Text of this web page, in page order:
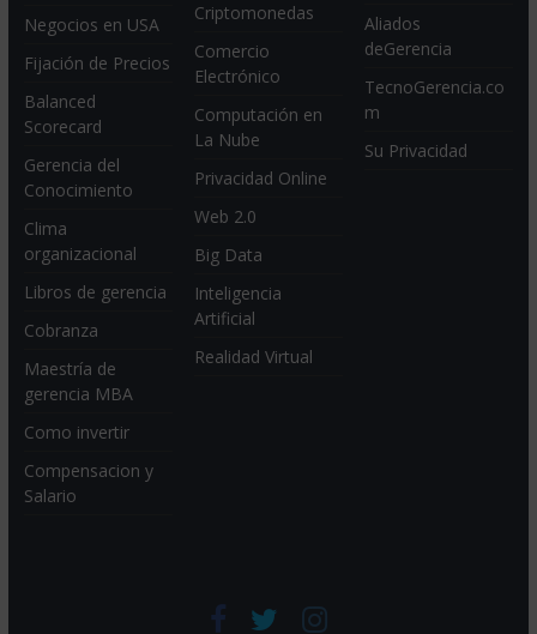
Negocios en USA
Fijación de Precios
Balanced
Scorecard
Gerencia del
Conocimiento
Clima
organizacional
Libros de gerencia
Cobranza
Maestría de
gerencia MBA
Como invertir
Compensacion y
Salario
Criptomonedas
Comercio
Electrónico
Computación en
La Nube
Privacidad Online
Web 2.0
Big Data
Inteligencia
Artificial
Realidad Virtual
Aliados
deGerencia
TecnoGerencia.co
m
Su Privacidad